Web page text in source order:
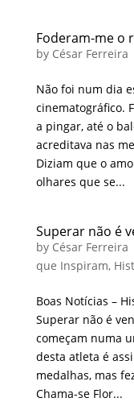
Foderam-me o
by César Ferreira
Não foi num dia
cinematográfico.
a pingar, até o
acreditava nas
Diziam que o
olhares que se...
Superar não é
by César Ferreira
que Inspiram,
Boas Notícias –
Superar não é
começam numa
desta atleta é
medalhas, mas
Chama-se Flor...